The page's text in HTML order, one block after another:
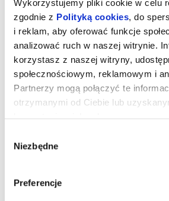
Wykorzystujemy pliki cookie w celu
zgodnie z Polityką cookies , do
i reklam, aby oferować funkcje
analizować ruch w naszej witrynie.
korzystasz z naszej witryny,
społecznościowym, reklamowym i
Partnerzy mogą połączyć te
otrzymanymi od Ciebie lub
zgody
Niezbędne
Preferencje
ZAWODOWCY | napisy
Rachel, działająca w szarej strefie
otrzymuje zlecenie od grupy
odzyskać dług od mieszkającego na
dysponującego własną armią miliardera